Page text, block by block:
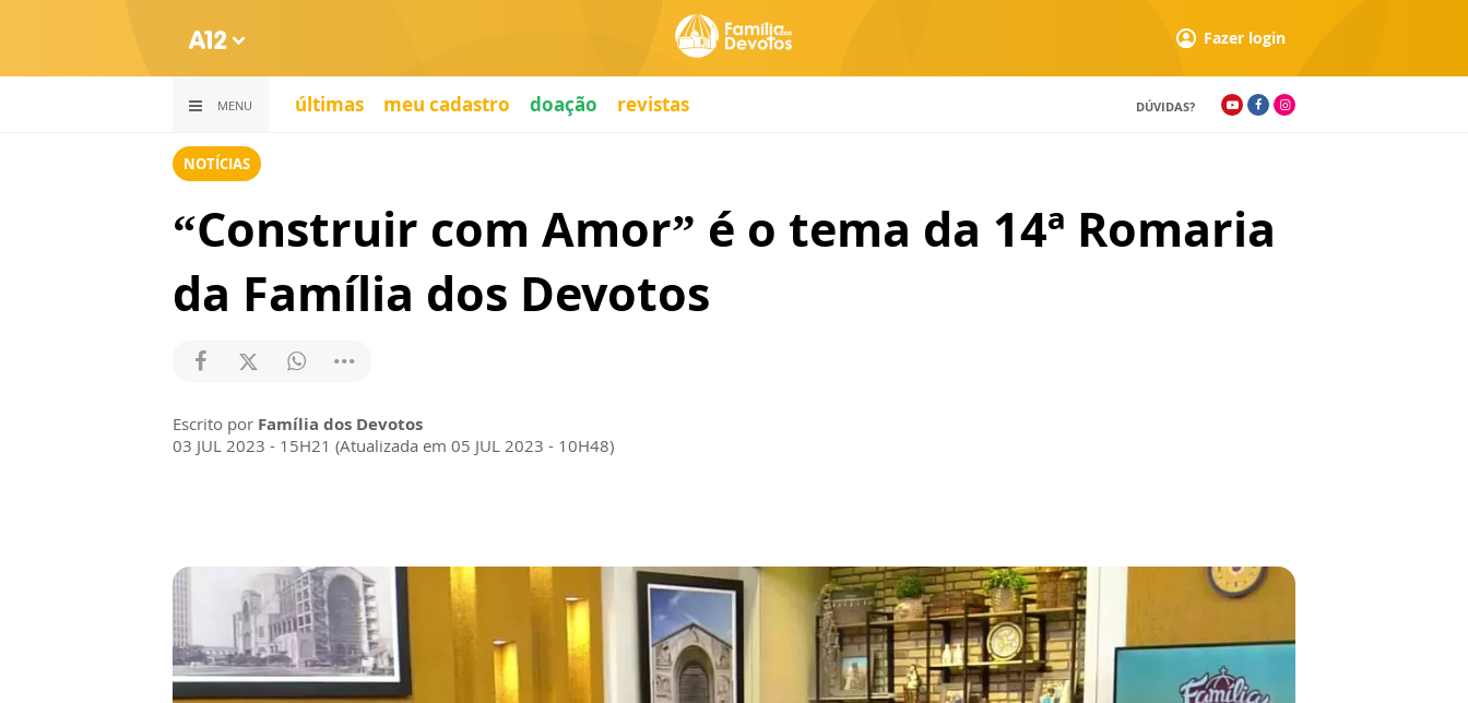
Fazer login
MENU últimas meu cadastro doação revistas DÚVIDAS?
NOTÍCIAS
“Construir com Amor” é o tema da 14ª Romaria
da Família dos Devotos
Escrito por Família dos Devotos
03 JUL 2023 - 15H21 (Atualizada em 05 JUL 2023 - 10H48)